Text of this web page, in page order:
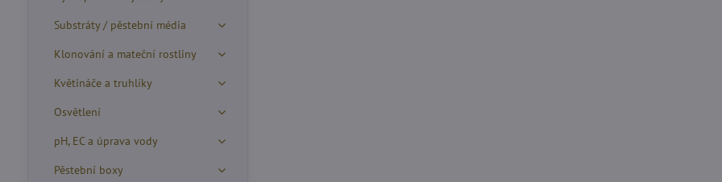
Substráty / pěstební média
Klonování a mateční rostliny
Květináče a truhlíky
Osvětlení
pH, EC a úprava vody
Pěstební boxy